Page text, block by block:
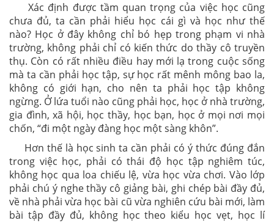
Xác định được tầm quan trọng của việc học cũng
chưa đủ, ta cần phải hiểu học cái gì và học như thế
nào? Học ở đây không chỉ bó hẹp trong phạm vi nhà
trường, không phải chỉ có kiến thức do thầy cô truyền
thụ. Còn có rất nhiều điều hay mới lạ trong cuộc sống
mà ta cần phải học tập, sự học rất mênh mông bao la,
không có giới hạn, cho nên ta phải học tập không
ngừng. Ở lứa tuổi nào cũng phải học, học ở nhà trường,
gia đình, xã hội, học thầy, học bạn, học ở mọi nơi mọi
chốn, “đi một ngày đàng học một sàng khôn”.
Hơn thế là học sinh ta cần phải có ý thức đúng đắn
trong việc học, phải có thái độ học tập nghiêm túc,
không học qua loa chiếu lệ, vừa học vừa chơi. Vào lớp
phải chú ý nghe thầy cô giảng bài, ghi chép bài đầy đủ,
về nhà phải vừa học bài cũ vừa nghiên cứu bài mới, làm
bài tập đầy đủ, không học theo kiểu học vẹt, học lí